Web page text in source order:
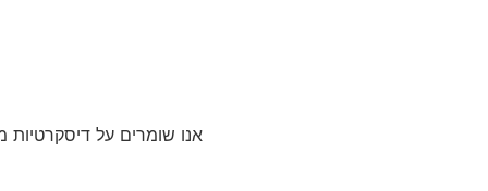
אנו שומרים על דיסקרטיות